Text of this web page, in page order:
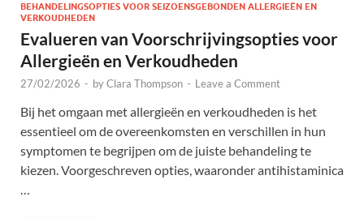
BEHANDELINGSOPTIES VOOR SEIZOENSGEBONDEN ALLERGIEËN EN
VERKOUDHEDEN
Evalueren van Voorschrijvingsopties voor
Allergieën en Verkoudheden
27/02/2026 - byClara Thompson - Leave a Comment
Bij het omgaan met allergieën en verkoudheden is het
essentieel om de overeenkomsten en verschillen in hun
symptomen te begrijpen om de juiste behandeling te
kiezen. Voorgeschreven opties, waaronder antihistaminica
…